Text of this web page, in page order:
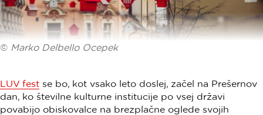
© Marko Delbello Ocepek
LUV fest se bo, kot vsako leto doslej, začel na Prešernov
dan, ko številne kulturne institucije po vsej državi
povabijo obiskovalce na brezplačne oglede svojih